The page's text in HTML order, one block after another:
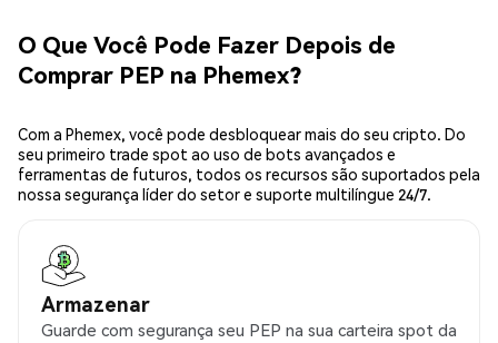
O Que Você Pode Fazer Depois de
Comprar PEP na Phemex?
Com a Phemex, você pode desbloquear mais do seu cripto. Do
seu primeiro trade spot ao uso de bots avançados e
ferramentas de futuros, todos os recursos são suportados pela
nossa segurança líder do setor e suporte multilíngue 24/7.
Armazenar
Guarde com segurança seu PEP na sua carteira spot da